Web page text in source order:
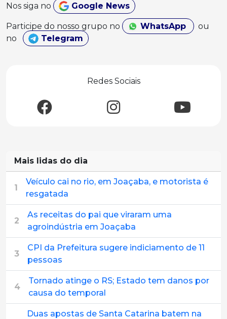
Nos siga no Google News
Participe do nosso grupo no WhatsApp
ou
no
Telegram
Redes Sociais
Mais lidas do dia
1
Veículo cai no rio, em Joaçaba, e motorista é
resgatada
2
As receitas do pai que viraram uma
agroindústria em Joaçaba
3
CPI da Prefeitura sugere indiciamento de 11
pessoas
4
Tornado atinge o RS; Estado tem danos por
causa do temporal
Duas apostas de Santa Catarina batem na